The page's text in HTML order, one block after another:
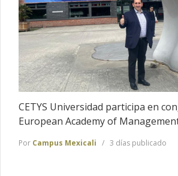
CETYS Universidad participa en
European Academy of
Por Campus Mexicali 3 días publicado